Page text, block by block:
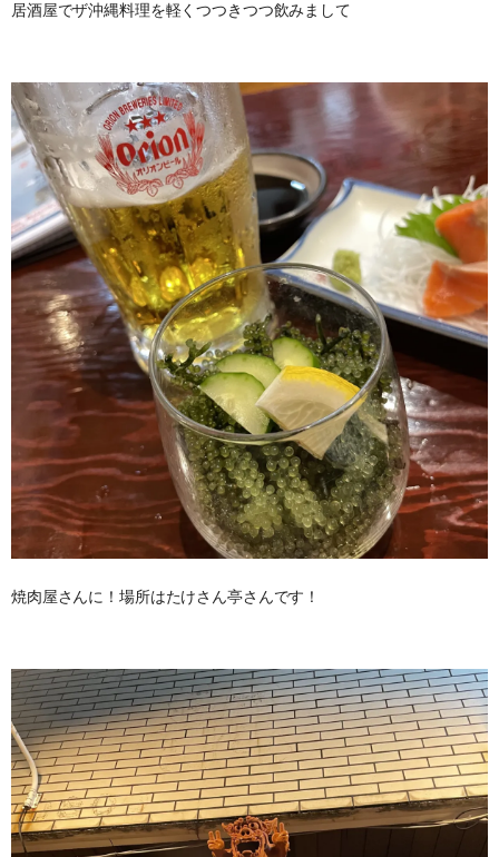
居酒屋でザ沖縄料理を軽くつつきつつ飲みまして
焼肉屋さんに！場所はたけさん亭さんです！